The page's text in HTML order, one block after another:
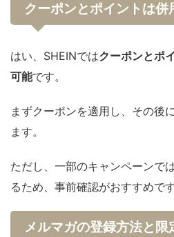
クーポンとポイントは併
はい、SHEINではクーポンとポ
可能です。
まずクーポンを適用し、その後
ます。
ただし、一部のキャンペーンで
るため、事前確認がおすすめです
メルマガの登録方法と限